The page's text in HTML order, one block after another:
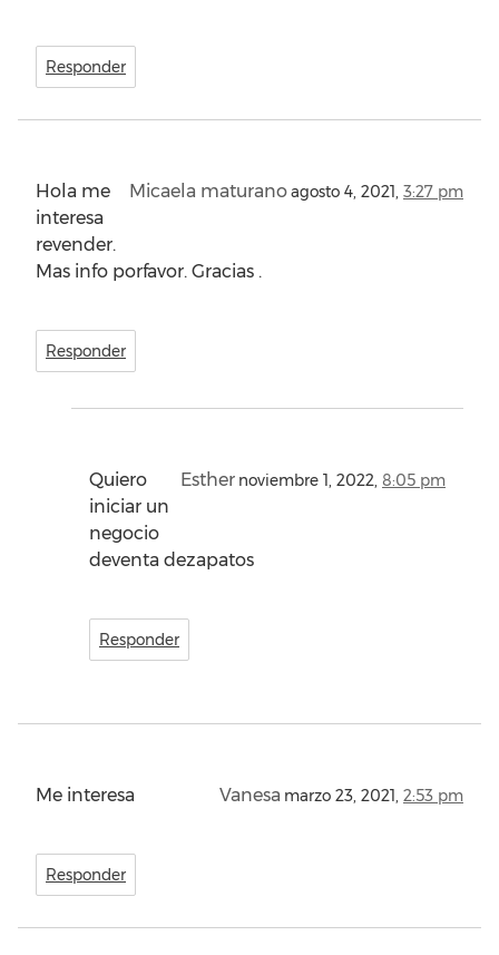
Responder
Micaela maturanoagosto 4, 2021, 3:27 pm
Hola me
interesa
revender.
Mas info porfavor. Gracias .
Responder
Esther noviembre 1, 2022, 8:05 pm
Quiero
iniciar un
negocio
deventa dezapatos
Responder
Vanesa marzo 23, 2021, 2:53 pm
Me interesa
Responder